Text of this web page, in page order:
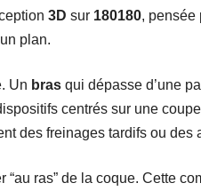
3D sur 180180, pensée
plan.
Un bras qui dépasse d’une
centrés sur une coupe
des freinages tardifs ou des
“au ras” de la coque. Cette